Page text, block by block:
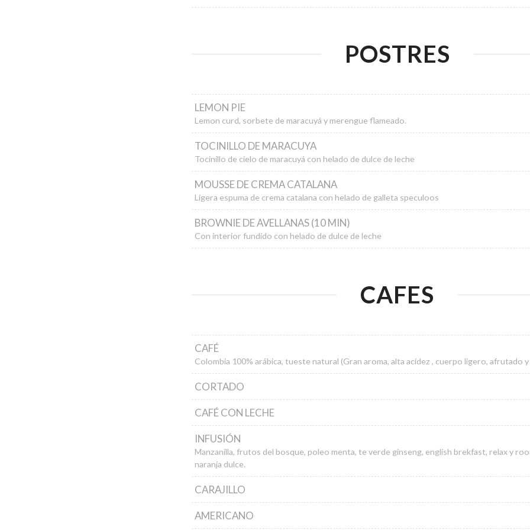
POSTRES
LEMON PIE
Lemon curd, sorbete de maracuyá y merengue flameado.
TOCINILLO DE MARACUYA
Tocinillo de cielo de maracuyá con helado de dulce de leche
MOUSSE DE CREMA CATALANA
Ligera espuma de crema catalana con helado de galleta speculoos
BROWNIE DE AVELLANAS (10 MIN)
Con interior fundido con helado de dulce de leche
CAFES
CAFÉ
Colombia 100% arábica, tueste natural (Gran aroma, alta acidez , cuerpo ligero, afrutado
CORTADO
CAFÉ CON LECHE
INFUSIÓN
Manzanilla, frutos del bosque, poleo menta, te verde ginseng, english brekfast, relax y
naranja dulce.
CARAJILLO
AMERICANO